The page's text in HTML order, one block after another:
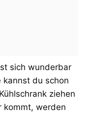
sich wunderbar
kannst du schon
ziehen
kommt, werden